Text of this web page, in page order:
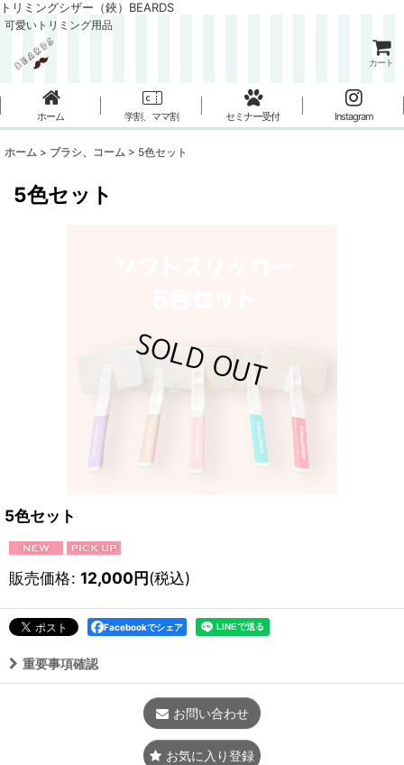
トリミングシザー（鋏）BEARDS
可愛いトリミング用品
カート
ホーム 学割、ママ割 セミナー受付 Instagram
ホーム > ブラシ、コーム > 5色セット
5色セット
5色セット
販売価格: 12,000円(税込)
Facebookでシェア
重要事項確認
お問い合わせ
お気に入り登録